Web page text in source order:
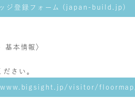
ッジ登録フォーム (japan-build.jp)
基本情報〉
さい。
visitor/